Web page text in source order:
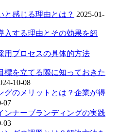
と感じる理由とは？ 2025-01-
入する理由とその効果を紹
用プロセスの具体的方法
標を立てる際に知っておきた
10-08
グのメリットとは？企業が得
07
ンナーブランディングの実践
03